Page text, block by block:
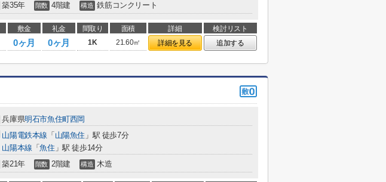
築35年 階数 4階建 構造 鉄筋コンクリート
敷金 礼金 間取り 面積 詳細
検討リスト
0ヶ月 0ヶ月 1K 21.60㎡ 詳細を見る 追加する
兵庫県明石市魚住町西岡
山陽電鉄本線 「 山陽魚住 」駅 徒歩7分
山陽本線 「魚住 」駅 徒歩14分
築21年 階数 2階建 構造 木造